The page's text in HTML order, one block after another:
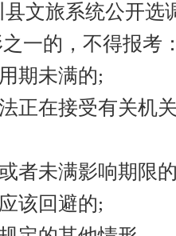
文旅系统公开选
一的，不得报考
期未满的;
正在接受有关机
者未满影响期限
该回避的;